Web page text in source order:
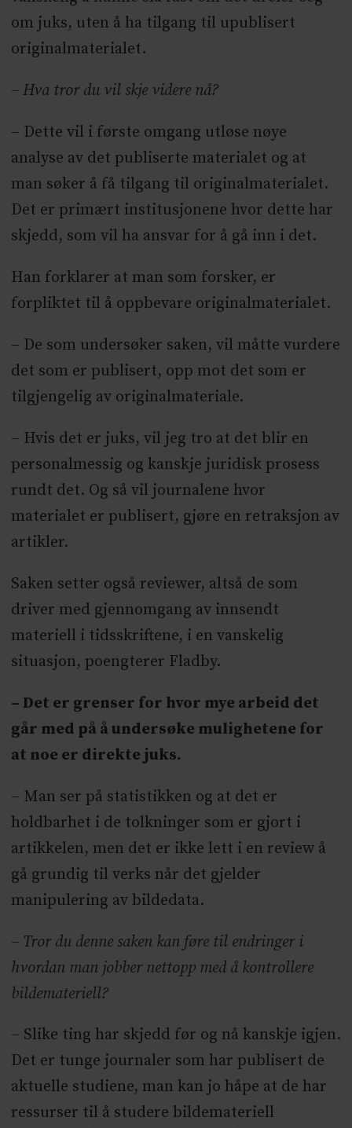
om juks, uten å ha tilgang til upublisert
originalmaterialet.
– Hva tror du vil skje videre nå?
– Dette vil i første omgang utløse nøye
analyse av det publiserte materialet og at
man søker å få tilgang til originalmaterialet.
Det er primært institusjonene hvor dette har
skjedd, som vil ha ansvar for å gå inn i det.
Han forklarer at man som forsker, er
forpliktet til å oppbevare originalmaterialet.
– De som undersøker saken, vil måtte vurdere
det som er publisert, opp mot det som er
tilgjengelig av originalmateriale.
– Hvis det er juks, vil jeg tro at det blir en
personalmessig og kanskje juridisk prosess
rundt det. Og så vil journalene hvor
materialet er publisert, gjøre en retraksjon av
artikler.
Saken setter også reviewer, altså de som
driver med gjennomgang av innsendt
materiell i tidsskriftene, i en vanskelig
situasjon, poengterer Fladby.
– Det er grenser for hvor mye arbeid det
går med på å undersøke mulighetene for
at noe er direkte juks.
– Man ser på statistikken og at det er
holdbarhet i de tolkninger som er gjort i
artikkelen, men det er ikke lett i en review å
gå grundig til verks når det gjelder
manipulering av bildedata.
– Tror du denne saken kan føre til endringer i
hvordan man jobber nettopp med å kontrollere
bildemateriell?
– Slike ting har skjedd før og nå kanskje igjen.
Det er tunge journaler som har publisert de
aktuelle studiene, man kan jo håpe at de har
ressurser til å studere bildemateriell